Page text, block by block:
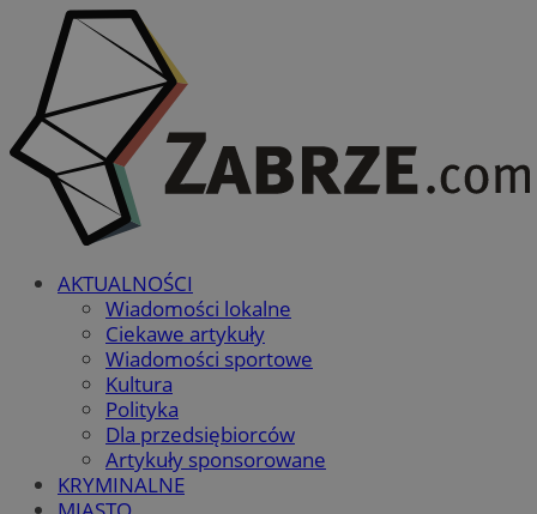
AKTUALNOŚCI
Wiadomości lokalne
Ciekawe artykuły
Wiadomości sportowe
Kultura
Polityka
Dla przedsiębiorców
Artykuły sponsorowane
KRYMINALNE